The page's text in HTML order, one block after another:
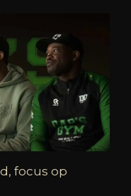
focus op